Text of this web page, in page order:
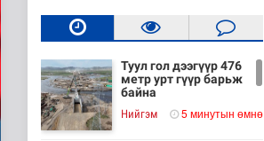
Туул гол дээгүүр 476
метр урт гүүр барьж
байна
Нийгэм 5 минутын өмнө